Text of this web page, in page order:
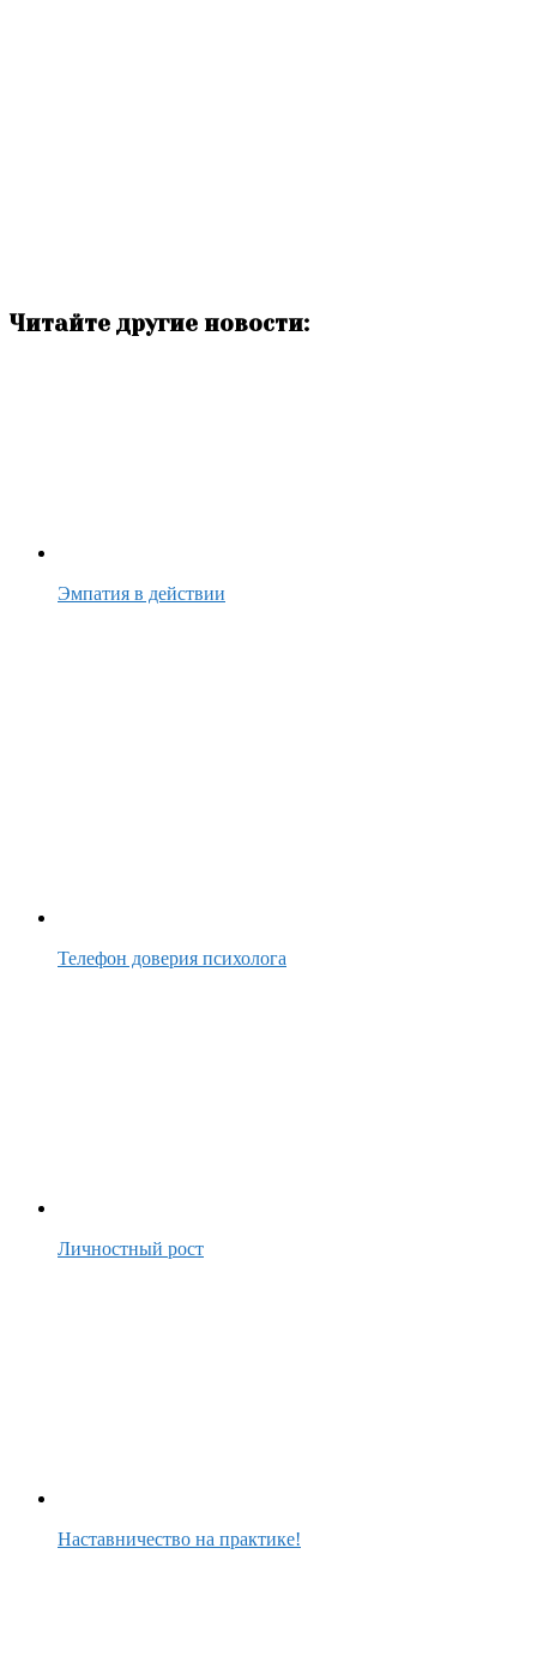
Читайте другие новости:
Эмпатия в действии
Телефон доверия психолога
Личностный рост
Наставничество на практике!